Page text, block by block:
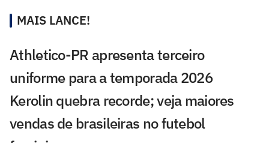
MAIS LANCE!
Athletico-PR apresenta terceiro
uniforme para a temporada 2026
Kerolin quebra recorde; veja maiores
vendas de brasileiras no futebol